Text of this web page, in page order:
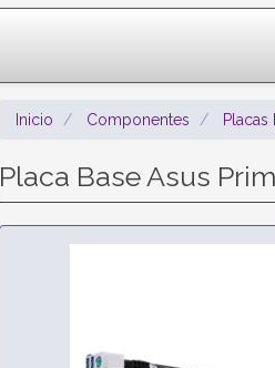
Inicio Componentes Placas
Placa Base Asus